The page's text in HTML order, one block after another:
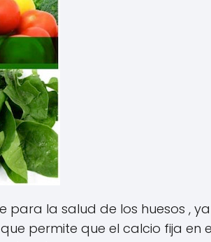
para la salud de los huesos , ya
permite que el calcio fija en